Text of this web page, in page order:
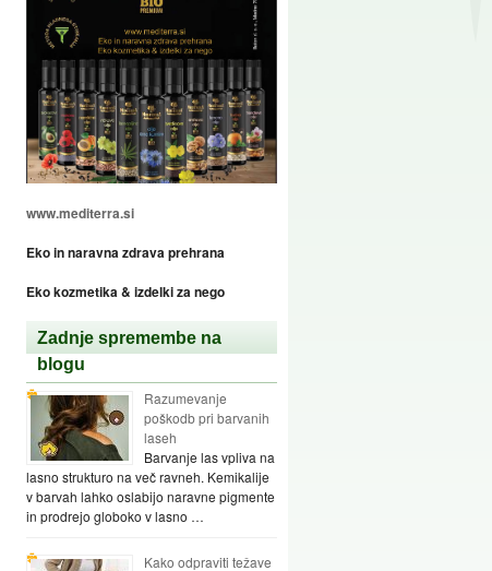
www.mediterra.si
Eko in naravna zdrava prehrana
Eko kozmetika & izdelki za nego
Zadnje spremembe na
blogu
Razumevanje
poškodb pri barvanih
laseh
Barvanje las vpliva na
lasno strukturo na več ravneh. Kemikalije
v barvah lahko oslabijo naravne pigmente
in prodrejo globoko v lasno …
Kako odpraviti težave